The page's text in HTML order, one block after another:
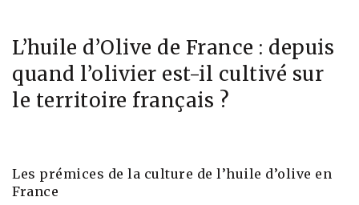
L’huile d’Olive de France : depuis
quand l’olivier est-il cultivé sur
le territoire français ?
Les prémices de la culture de l’huile d’olive en
France